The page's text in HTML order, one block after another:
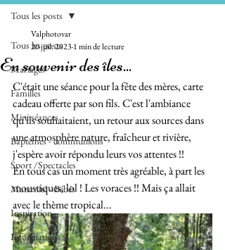
Tous les posts
Mariages
Familles
Mini séances
Baptêmes - communions
Sport /Spectacles
Maternité - Bébés
Inspiration
Informations
Tous les posts
En souvenir des îles...
Valphotovar
20 juil. 20231 min de lecture
C'était une séance pour la fête des mères, carte
cadeau offerte par son fils. C'est l'ambiance
qu'ils souhaitaient, un retour aux sources dans
une atmosphère nature, fraîcheur et rivière,
j'espère avoir répondu leurs vos attentes !!
En tous cas un moment très agréable, à part les
moustiques, lol ! Les voraces !! Mais ça allait
avec le thème tropical...